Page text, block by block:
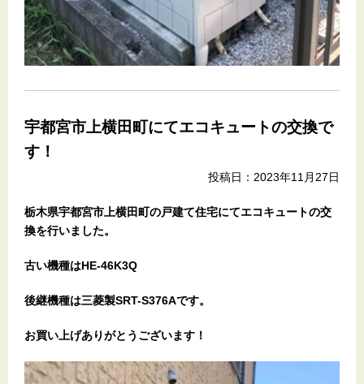
宇都宮市上横田町にてエコキュートの交換で
す！
投稿日：2023年11月27日
栃木県宇都宮市上横田町の戸建て住宅にてエコキュートの交
換を行いました。
古い機種はHE-46K3Q
後継機種は三菱製SRT-S376Aです。
お買い上げありがとうございます！